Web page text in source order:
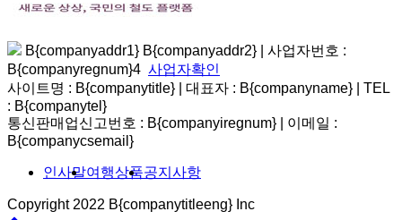
B{companyaddr1} B{companyaddr2}
사업자번호 :
B{companyregnum}4 사업자확인
사이트명 : B{companytitle} | 대표자 : B{companyname}
TEL
: B{companytel}
통신판매업신고번호 : B{companyiregnum}
이메일 :
B{companycsemail}
인사말여행상품공지사항
Copyright 2022 B{companytitleeng} Inc